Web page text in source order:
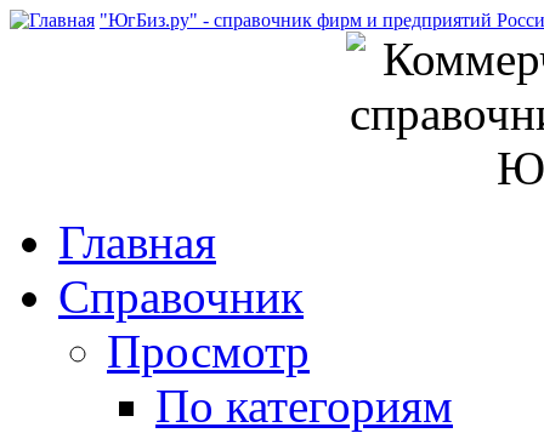
"ЮгБиз.ру" - справочник фирм и предприятий
Главная
Справочник
Просмотр
По категориям